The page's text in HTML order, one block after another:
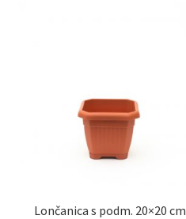
Lončanica s podm. 20×20 cm